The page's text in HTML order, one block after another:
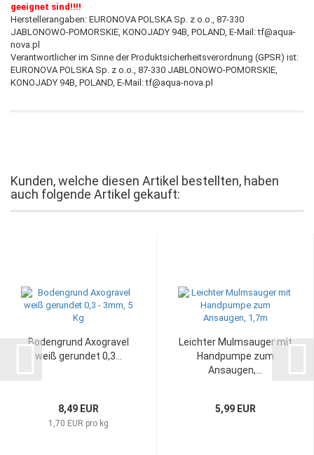
geeignet sind!!!!
Herstellerangaben: EURONOVA POLSKA Sp. z o.o., 87-330
JABLONOWO-POMORSKIE, KONOJADY 94B, POLAND, E-Mail: tf@aqua-
nova.pl
Verantwortlicher im Sinne der Produktsicherheitsverordnung (GPSR) ist:
EURONOVA POLSKA Sp. z o.o., 87-330 JABLONOWO-POMORSKIE,
KONOJADY 94B, POLAND, E-Mail: tf@aqua-nova.pl
Kunden, welche diesen Artikel bestellten, haben
auch folgende Artikel gekauft:
Bodengrund Axogravel
weiß gerundet 0,3...
8,49 EUR
1,70 EUR pro kg
Leichter Mulmsauger mit
Handpumpe zum
Ansaugen,...
5,99 EUR